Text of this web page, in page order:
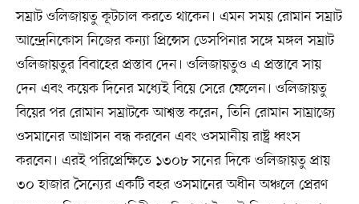
সম্রাট ওলিজায়তু কূটচাল করতে থাকেন। এমন সময় রোমান সম্রাট
আন্দ্রেনিকোস নিজের কন্যা প্রিন্সেস ডেসপিনার সঙ্গে মঙ্গল সম্রাট
ওলিজায়তুর বিবাহের প্রস্তাব দেন। ওলিজায়তুও এ প্রস্তাবে সায়
দেন এবং কয়েক দিনের মধ্যেই বিয়ে সেরে ফেলেন। ওলিজায়তু
বিয়ের পর রোমান সম্রাটকে আশ্বস্ত করেন, তিনি রোমান সাম্রাজ্যে
ওসমানের আগ্রাসন বন্ধ করবেন এবং ওসমানীয় রাষ্ট্র ধ্বংস
করবেন। এরই পরিপ্রেক্ষিতে ১৩০৮ সনের দিকে ওলিজায়তু প্রায়
৩০ হাজার সৈন্যের একটি বহর ওসমানের অধীন অঞ্চলে প্রেরণ